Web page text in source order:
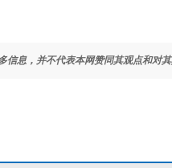
信息，并不代表本网赞同其观点和对